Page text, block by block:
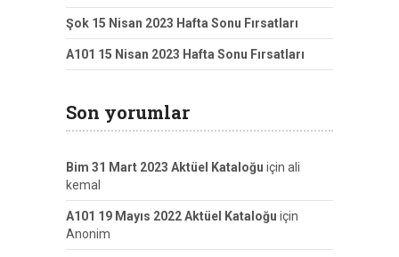
Şok 15 Nisan 2023 Hafta Sonu Fırsatları
A101 15 Nisan 2023 Hafta Sonu Fırsatları
Son yorumlar
Bim 31 Mart 2023 Aktüel Kataloğu için ali
kemal
A101 19 Mayıs 2022 Aktüel Kataloğu için
Anonim